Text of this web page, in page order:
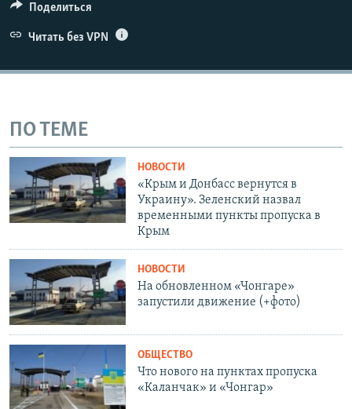
Поделиться
Читать без VPN
ПО ТЕМЕ
НОВОСТИ
«Крым и Донбасс вернутся в
Украину». Зеленский назвал
временными пункты пропуска в
Крым
НОВОСТИ
На обновленном «Чонгаре»
запустили движение (+фото)
ОБЩЕСТВО
Что нового на пунктах пропуска
«Каланчак» и «Чонгар»